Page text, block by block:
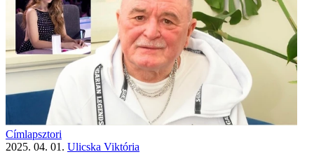
Címlapsztori
2025. 04. 01. Ulicska Viktória